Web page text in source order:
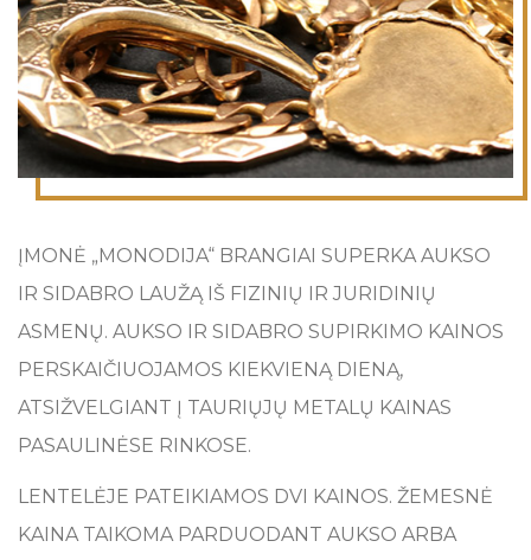
ĮMONĖ „MONODIJA“ BRANGIAI SUPERKA AUKSO
IR SIDABRO LAUŽĄ IŠ FIZINIŲ IR JURIDINIŲ
ASMENŲ. AUKSO IR SIDABRO SUPIRKIMO KAINOS
PERSKAIČIUOJAMOS KIEKVIENĄ DIENĄ,
ATSIŽVELGIANT Į TAURIŲJŲ METALŲ KAINAS
PASAULINĖSE RINKOSE.
LENTELĖJE PATEIKIAMOS DVI KAINOS. ŽEMESNĖ
KAINA TAIKOMA PARDUODANT AUKSO ARBA